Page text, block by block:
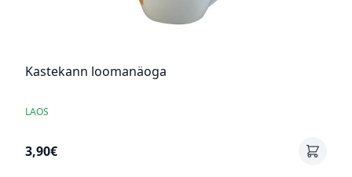
Kastekann loomanäoga
LAOS
3,90€